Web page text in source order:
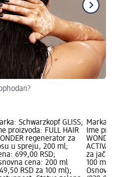
Schwarzkopf GLISS;
proizvoda: FULL HAIR
regenerator za
u spreju, 200 ml;
699,00 RSD;
cena: 200 ml
RSD za 100 ml);
Marka:
Ime
za
100 ml;